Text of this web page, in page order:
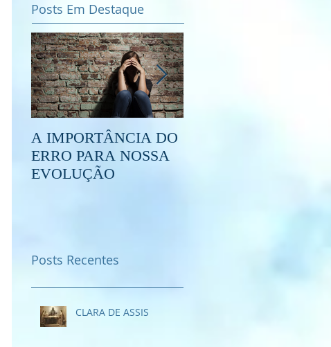
Posts Em Destaque
A IMPORTÂNCIA DO
ERRO PARA NOSSA
EVOLUÇÃO
Posts Recentes
CLARA DE ASSIS